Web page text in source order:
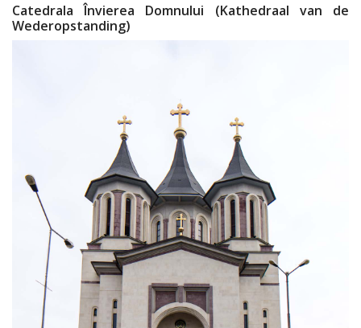
Catedrala Învierea Domnului (Kathedraal van de
Wederopstanding)